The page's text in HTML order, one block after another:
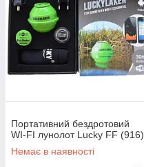
Портативний бездротовий
WI-FI лунолот Lucky FF (916)
Немає в наявності